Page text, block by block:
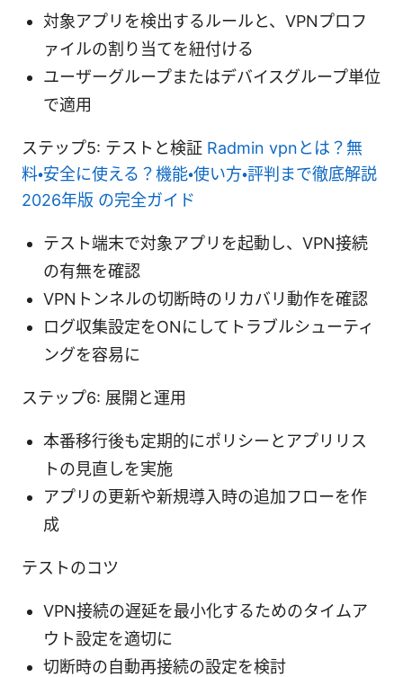
対象アプリを検出するルールと、VPNプロフ
ァイルの割り当てを紐付ける
ユーザーグループまたはデバイスグループ単位
で適用
ステップ5: テストと検証 Radmin vpnとは？無
料・安全に使える？機能・使い方・評判まで徹底解説
2026年版 の完全ガイド
テスト端末で対象アプリを起動し、VPN接続
の有無を確認
VPNトンネルの切断時のリカバリ動作を確認
ログ収集設定をONにしてトラブルシューティ
ングを容易に
ステップ6: 展開と運用
本番移行後も定期的にポリシーとアプリリス
トの見直しを実施
アプリの更新や新規導入時の追加フローを作
成
テストのコツ
VPN接続の遅延を最小化するためのタイムア
ウト設定を適切に
切断時の自動再接続の設定を検討